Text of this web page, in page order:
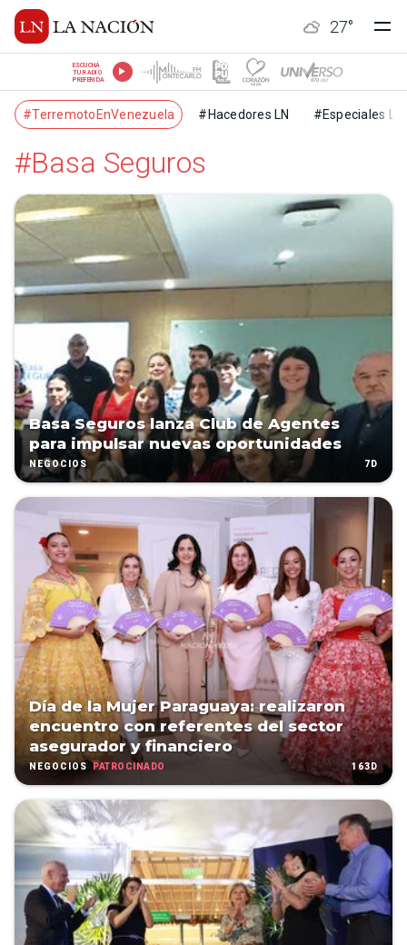
27°
ESCUCHÁ
TU RADIO
PREFERIDA
#TerremotoEnVenezuela #Hacedores LN #Especiales LN
#Basa Seguros
Basa Seguros lanza Club de Agentes
para impulsar nuevas oportunidades
NEGOCIOS 7D
Día de la Mujer Paraguaya: realizaron
encuentro con referentes del sector
asegurador y financiero
NEGOCIOS PATROCINADO 163D